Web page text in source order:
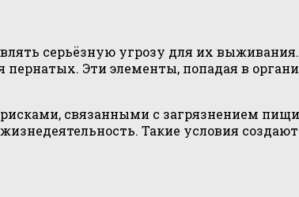
серьёзную угрозу для их
пернатых. Эти элементы, попадая в
связанными с загрязнением
Такие условия